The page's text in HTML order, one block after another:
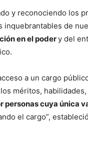
y reconociendo los
de
en el podery del
a un cargo
méritos, habilidades,
personas cuya única
el cargo”,